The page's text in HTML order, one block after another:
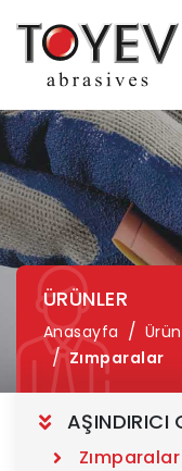
ÜRÜNLER
Anasayfa
Zımparalar
AŞINDIRICI
Zımparalar